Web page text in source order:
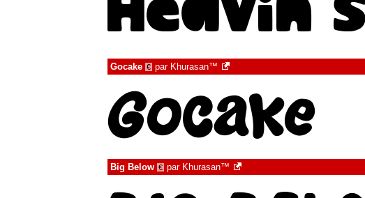
Gocake € par Khurasan™
Big Below € par Khurasan™